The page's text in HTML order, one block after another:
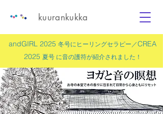
andGIRL 2025 冬号にヒーリングセラピー／CREA
2025 夏号 に音の護符が紹介されました！
kuurankukka